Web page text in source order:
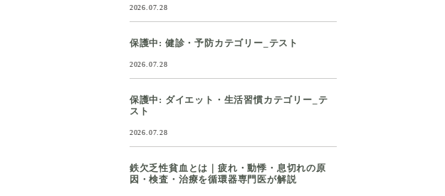
2026.07.28
保護中: 健診・予防カテゴリー_テスト
2026.07.28
保護中: ダイエット・生活習慣カテゴリー_テ
スト
2026.07.28
鉄欠乏性貧血とは｜疲れ・動悸・息切れの原
因・検査・治療を循環器専門医が解説